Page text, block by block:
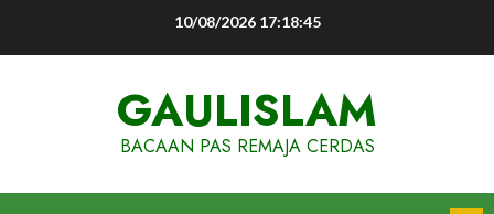
10/08/2026 17:18:46
GAULISLAM
BACAAN PAS REMAJA CERDAS